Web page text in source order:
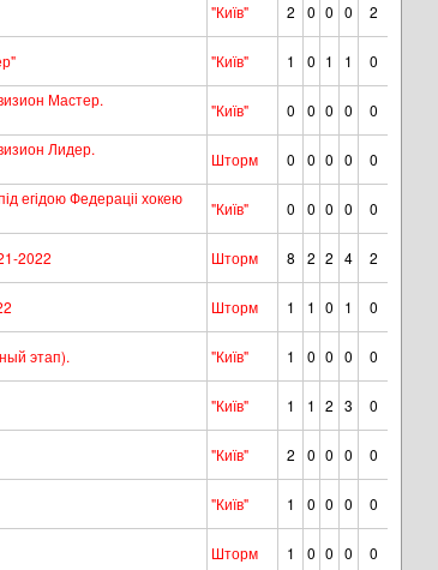
"Київ" 2 0 0 0
2
"Київ" 1 0 1 1
0
Мастер.
"Київ" 0 0 0 0
0
Лидер.
Шторм 0 0 0 0
0
егідою Федераціі хокею
"Київ" 0 0 0 0
0
2022 Шторм 8 2 2 4
2
Шторм 1 1 0 1
0
этап). "Київ" 1 0 0 0
0
"Київ" 1 1 2 3
0
"Київ" 2 0 0 0
0
"Київ" 1 0 0 0
0
Шторм 1 0 0 0 0